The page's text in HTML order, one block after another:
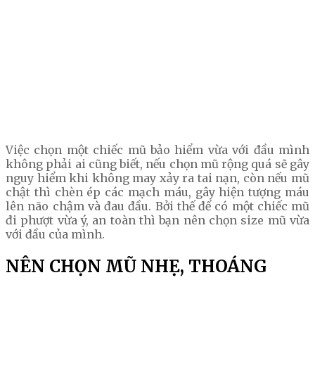
Việc chọn một chiếc mũ bảo hiểm vừa với đầu mình
không phải ai cũng biết, nếu chọn mũ rộng quá sẽ gây
nguy hiểm khi không may xảy ra tai nạn, còn nếu mũ
chật thì chèn ép các mạch máu, gây hiện tượng máu
lên não chậm và đau đầu. Bởi thế để có một chiếc mũ
đi phượt vừa ý, an toàn thì bạn nên chọn size mũ vừa
với đầu của mình.
NÊN CHỌN MŨ NHẸ, THOÁNG